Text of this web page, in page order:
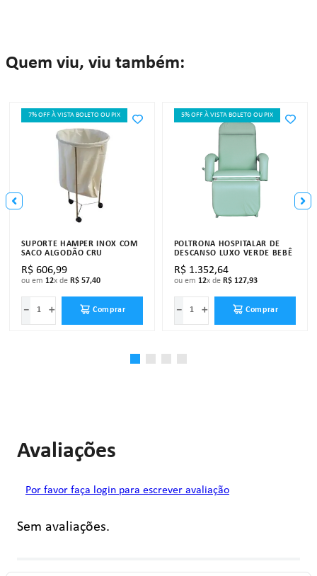
Quem viu, viu também:
7% OFF À VISTA BOLETO OU PIX
SUPORTE HAMPER INOX COM
SACO ALGODÃO CRU
R$ 606,99
ou em 12x de R$ 57,40
＋
－ Comprar
5% OFF À VISTA BOLETO OU PIX
POLTRONA HOSPITALAR DE
DESCANSO LUXO VERDE BEBÊ
R$ 1.352,64
ou em 12x de R$ 127,93
＋
－ Comprar
Avaliações
Por favor faça login para escrever avaliação
Sem avaliações.